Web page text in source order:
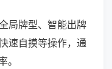
局牌型、智能出牌
速自摸等操作，通
。